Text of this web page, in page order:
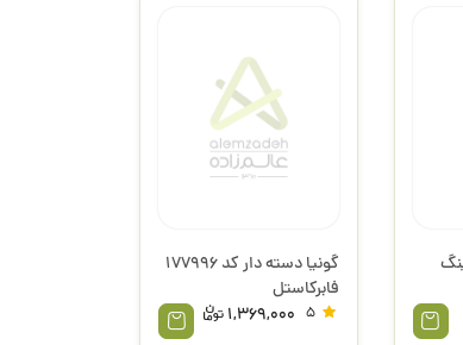
گونیا دسته دار کد 177996
فابرکاستل
5
1,369,000